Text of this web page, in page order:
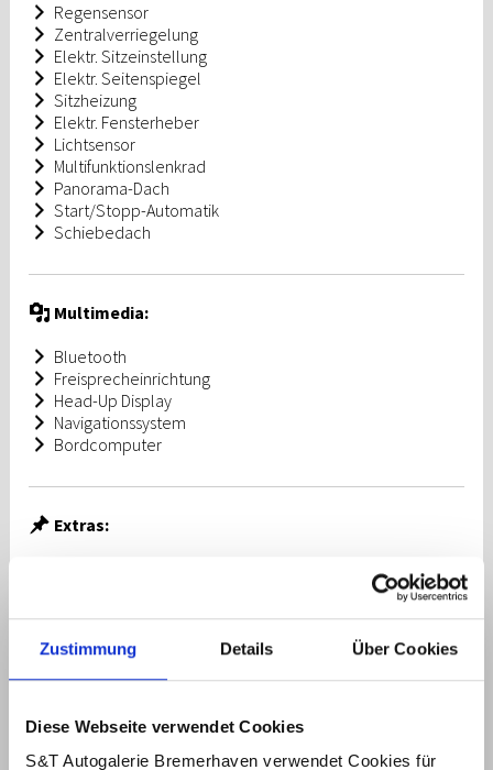
Zustimmung Details Über Cookies
Diese Webseite verwendet Cookies
S&T Autogalerie Bremerhaven verwendet Cookies für
Regensensor
Zentralverriegelung
Elektr. Sitzeinstellung
Elektr. Seitenspiegel
Sitzheizung
Elektr. Fensterheber
Lichtsensor
Multifunktionslenkrad
Panorama-Dach
Start/Stopp-Automatik
Schiebedach
Multimedia:
Bluetooth
Freisprecheinrichtung
Head-Up Display
Navigationssystem
Bordcomputer
Extras:
Nichtraucher-Fahrzeug
Garantie
Beschreibung